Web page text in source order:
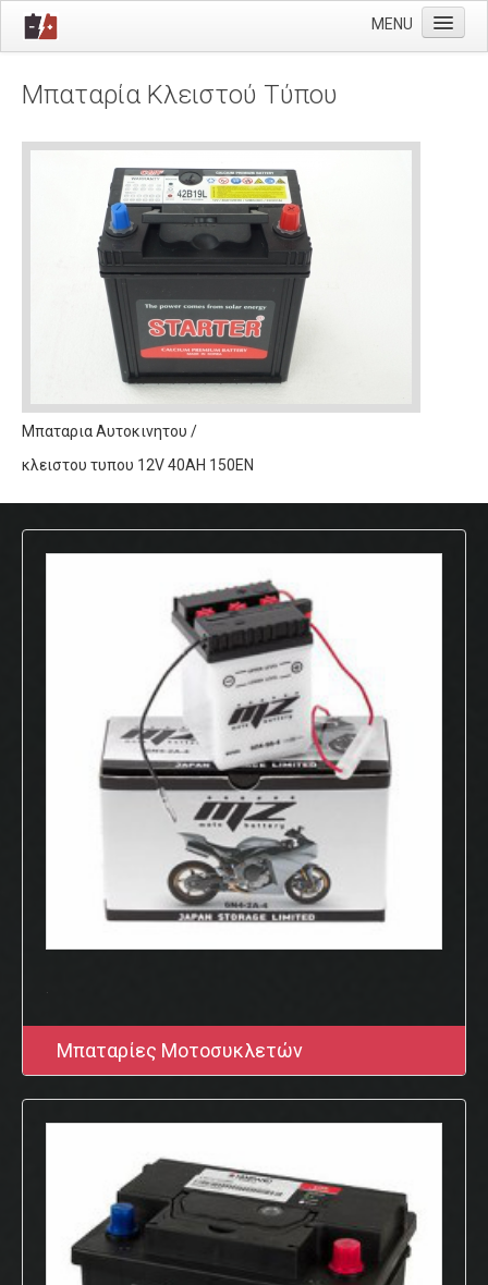
MENU
Φορτιστές
Υαλοκαθαριστήρες
Επικοινωνία
Μπαταρία Κλειστού Τύπου
Μπαταρια Αυτοκινητου /
κλειστου τυπου 12V 40AH 150EN
Μπαταρίες Μοτοσυκλετών